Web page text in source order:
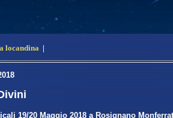
locandina |
19/20 Maggio 2018 a Rosignano